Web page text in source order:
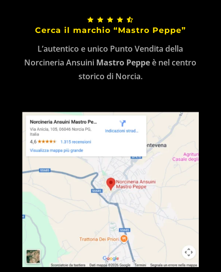
Cerca il marchio “Mastro Peppe”
L’autentico e unico Punto Vendita della
Norcineria Ansuini Mastro Peppeè nel centro
storico di Norcia.